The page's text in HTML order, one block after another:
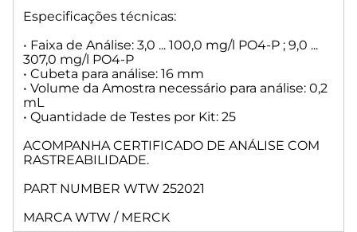
Especificações técnicas:
• Faixa de Análise: 3,0 ... 100,0 mg/l PO4-P ; 9,0 ...
307,0 mg/l PO4-P
• Cubeta para análise: 16 mm
• Volume da Amostra necessário para análise: 0,2
mL
• Quantidade de Testes por Kit: 25
ACOMPANHA CERTIFICADO DE ANÁLISE COM
RASTREABILIDADE.
PART NUMBER WTW 252021
MARCA WTW / MERCK